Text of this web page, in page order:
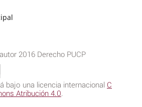
2016 Derecho PUCP
bajo una licencia internacional C
Atribución 4.0